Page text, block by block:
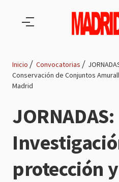
Ruta
de
navegación
Inicio Convocatorias
Conservación de Conjuntos
Madrid
JORNADAS:
protección y